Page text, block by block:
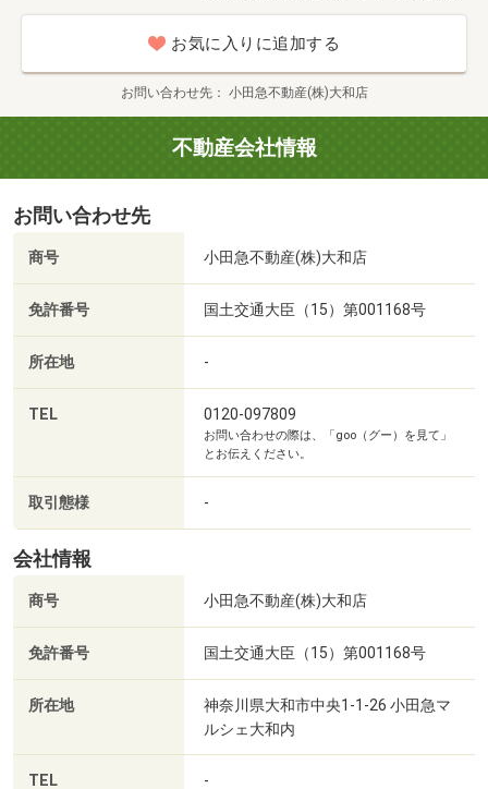
＊＊・‥…――…‥ 住宅ローンのご相談 ‥…――…‥・＊＊
シミュレーションをいたします。
実績を積み重ね銀行各社から厚い信頼を得られていますの
でローン審査が通りやすく優遇金利を得られる事もありま
案させていただきます。
・ 貯金０、頭金０でお家って買えるの…？
・勤続年数が短いけど…？
・年収が低いけど…？
・パートだけど…？
・育休中だけど…？
・頭金がないけど…？
などなど、お気軽にご相談くださいませ！
■お車の無料提携駐車場がございます。
に、
などお気軽にお越しいただけたらと思います。駐車場はカ
ーナビで
「神奈川県大和市中央1－5」とご入力ください。
広告には出せない物件も多数御座いますので是非一度ご相
お気に入りに追加する
お問い合わせ先 小田急不動産(株)大和店
不動産会社情報
お問い合わせ先
商号 小田急不動産(株)大和店
免許番号 国土交通大臣（15）第001168号
所在地 -
TEL 0120-097809
お問い合わせの際は、「goo（グー）を見て」
とお伝えください。
取引態様 -
会社情報
商号 小田急不動産(株)大和店
免許番号 国土交通大臣（15）第001168号
所在地
神奈川県大和市中央1-1-26 小田急マ
ルシェ大和内
TEL -